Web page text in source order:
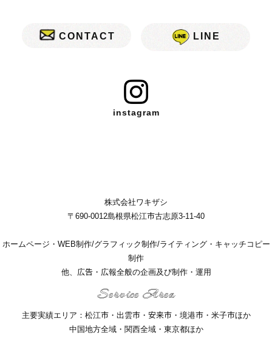
CONTACT LINE
instagram
株式会社ワキザシ
〒690-0012島根県松江市古志原3-11-40
ホームページ・WEB制作/グラフィック制作/ライティング・キャッチコピー
制作
他、広告・広報全般の企画及び制作・運用
Service Area
主要実績エリア：松江市・出雲市・安来市・境港市・米子市ほか
中国地方全域・関西全域・東京都ほか